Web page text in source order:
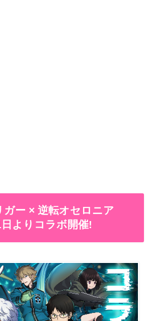
ガー × 逆転オセロニア
よりコラボ開催!